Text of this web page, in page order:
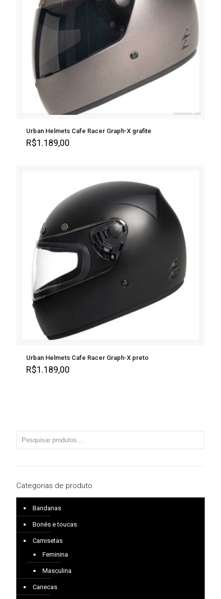
Urban Helmets Cafe Racer Graph-X grafite
R$1.189,00
Urban Helmets Cafe Racer Graph-X preto
R$1.189,00
Categorias de produto
Bandanas
Bonés e toucas
Camisetas
Feminina
Masculina
Canecas